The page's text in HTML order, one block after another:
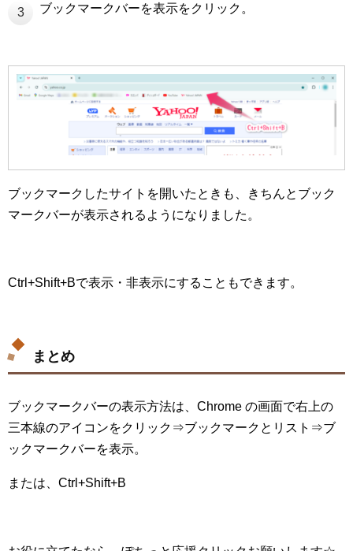
3 ブックマークバーを表示をクリック。
ブックマークしたサイトを開いたときも、きちんとブック
マークバーが表示されるようになりました。
Ctrl+Shift+Bで表示・非表示にすることもできます。
まとめ
ブックマークバーの表示方法は、Chrome の画面で右上の
三本線のアイコンをクリック⇒ブックマークとリスト⇒ブ
ックマークバーを表示。
または、Ctrl+Shift+B